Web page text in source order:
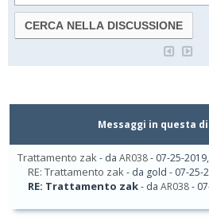
Messaggi in questa
Trattamento zak- da AR038- 07-25-
RE: Trattamento zak- da gold - 07-25-
RE: Trattamento zak- da AR038-